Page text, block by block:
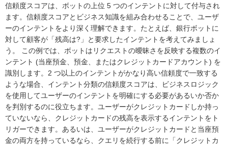
信頼度スコアは、ボットの上位 5 つのインテントに対して付与され
ます。信頼度スコアとビジネス知識を組み合わせることで、ユーザ
ーのインテントをより深く理解できます。たとえば、銀行ボットに
対して顧客が「残高は?」と要求したインテントを考えてみましょ
う。 この例では、ボットはリクエストの曖昧さを反映する複数のイ
ンテント (当座預金、預金、またはクレジットカードアカウント) を
識別します。2 つ以上のインテントがかなり高い信頼度で一致する
ような場合、インテント分類の信頼度スコアは、ビジネスロジック
を使用してユーザーのインテントを明確にする必要があるいか否か
を判別するのに役立ちます。ユーザーがクレジットカードしか持っ
ていないなら、クレジットカードの残高を表示するインテントをト
リガーできます。あるいは、ユーザーがクレジットカードと当座預
金の両方を持っているなら、クエリを続行する前に「クレジットカ